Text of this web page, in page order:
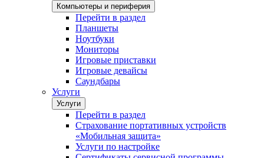
Компьютеры и периферия
Перейти в раздел
Планшеты
Ноутбуки
Мониторы
Игровые приставки
Игровые девайсы
Саундбары
Услуги
Услуги
Перейти в раздел
Страхование портативных устройств
«Мобильная защита»
Услуги по настройке